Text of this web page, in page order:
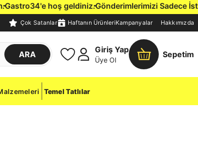
hoş geldiniz.Gönderimlerimizi Sadece
Çok Satanlar Haftanın ÜrünleriKampanyalar Hakkımızda
ARA
Giriş Yap
Üye Ol
Sepetim
Temel Tatlılar